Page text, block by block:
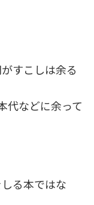
すこしは余る
代などに余って
る本ではな